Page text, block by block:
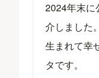
2024年末に
介しました
生まれて幸
タです。